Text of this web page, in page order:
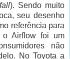
). Sendo muito
seu desenho
referência para
o Airflow foi um
não
No Toyota a